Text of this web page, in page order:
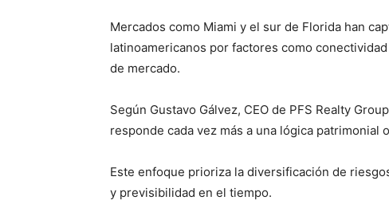
Mercados como Miami y el sur de Florida han
latinoamericanos por factores como
de mercado.
Según Gustavo Gálvez, CEO de PFS Realty
responde cada vez más a una lógica patrimonial
Este enfoque prioriza la diversificación de
y previsibilidad en el tiempo.